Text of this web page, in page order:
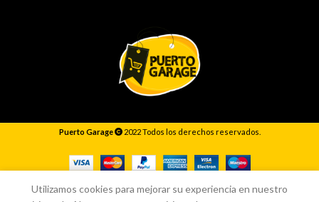
Puerto Garage 2022 Todos los derechos reservados.
Utilizamos cookies para mejorar su experiencia en nuestro